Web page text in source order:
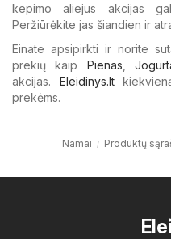
kepimo aliejus akcijas
Peržiūrėkite jas šiandien ir
Einate apsipirkti ir norite
prekių kaip Pienas
akcijas. Eleidinys.lt
prekėms.
Namai Produktų